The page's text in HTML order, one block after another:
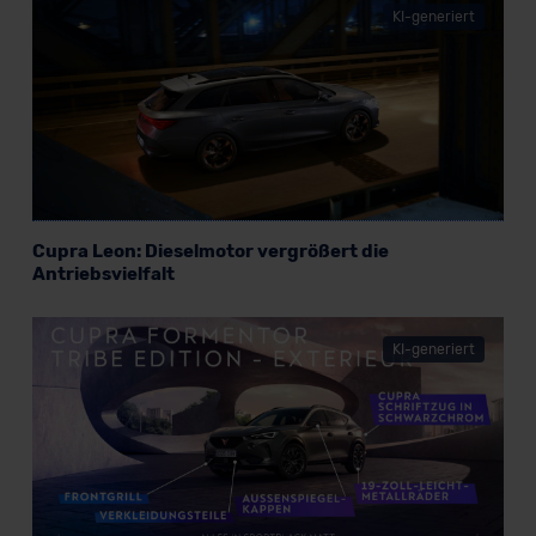
KI-generiert
Cupra Leon: Dieselmotor vergrößert die
Antriebsvielfalt
KI-generiert